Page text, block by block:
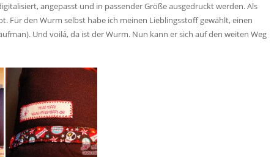
angepasst und in passender Größe ausgedruckt werden. Als
Für den Wurm selbst habe ich meinen Lieblingsstoff gewählt, einen
Und voilá, da ist der Wurm. Nun kann er sich auf den weiten Weg